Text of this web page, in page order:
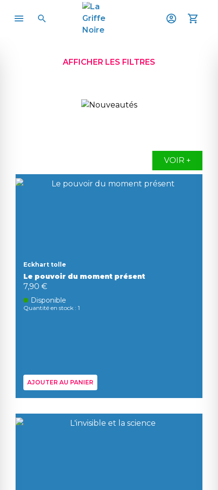
AFFICHER LES FILTRES
VOIR +
Eckhart tolle
Le pouvoir du moment présent
7,90 €
Disponible
Quantité en stock : 1
AJOUTER AU PANIER